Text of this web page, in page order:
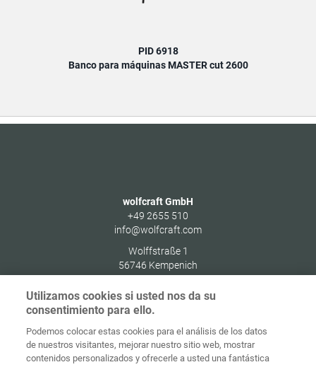
PID 6918
Banco para máquinas MASTER cut 2600
wolfcraft GmbH
+49 2655 510
info@wolfcraft.com
Wolffstraße 1
56746 Kempenich
Inicio Contacto Aviso legal
Protección de
datos
Utilizamos cookies si usted nos da su
consentimiento para ello.
Podemos colocar estas cookies para el análisis de los datos
de nuestros visitantes, mejorar nuestro sitio web, mostrar
contenidos personalizados y ofrecerle a usted una fantástica